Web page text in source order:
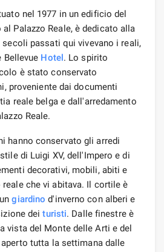
nel 1977 in un edificio del
Palazzo Reale, è dedicato alla
passati qui vivevano i reali,
Bellevue Hotel. Lo spirito
è stato conservato
proveniente dai documenti
reale belga e dall'arredamento
Reale.
hanno conservato gli arredi
di Luigi XV, dell'Impero e di
decorativi, mobili, abiti e
che vi abitava. Il cortile è
giardino d'inverno con alberi e
deituristi. Dalle finestre è
vista del Monte delle Arti e del
tutta la settimana dalle